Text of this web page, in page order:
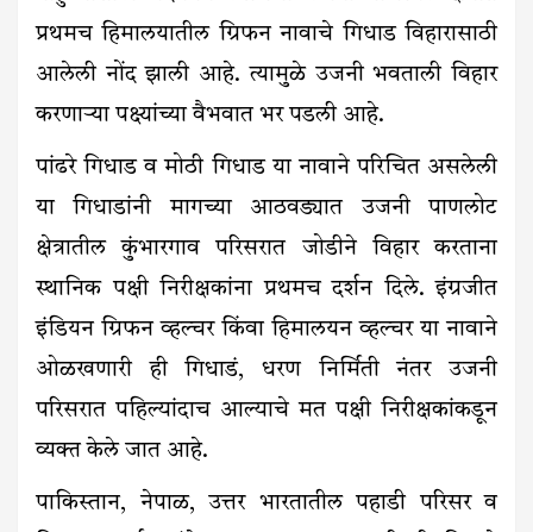
प्रथमच हिमालयातील ग्रिफन नावाचे गिधाड विहारासाठी
आलेली नोंद झाली आहे. त्यामुळे उजनी भवताली विहार
करणाऱ्या पक्ष्यांच्या वैभवात भर पडली आहे.
पांढरे गिधाड व मोठी गिधाड या नावाने परिचित असलेली
या गिधाडांनी मागच्या आठवड्यात उजनी पाणलोट
क्षेत्रातील कुंभारगाव परिसरात जोडीने विहार करताना
स्थानिक पक्षी निरीक्षकांना प्रथमच दर्शन दिले. इंग्रजीत
इंडियन ग्रिफन व्हल्चर किंवा हिमालयन व्हल्चर या नावाने
ओळखणारी ही गिधाडं, धरण निर्मिती नंतर उजनी
परिसरात पहिल्यांदाच आल्याचे मत पक्षी निरीक्षकांकडून
व्यक्त केले जात आहे.
पाकिस्तान, नेपाळ, उत्तर भारतातील पहाडी परिसर व